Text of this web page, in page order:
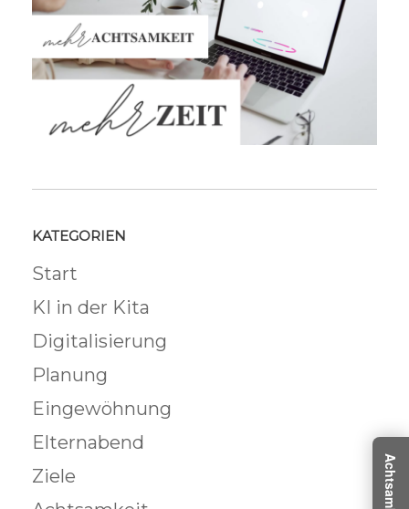
KATEGORIEN
Start
KI in der Kita
Digitalisierung
Planung
Eingewöhnung
Elternabend
Ziele